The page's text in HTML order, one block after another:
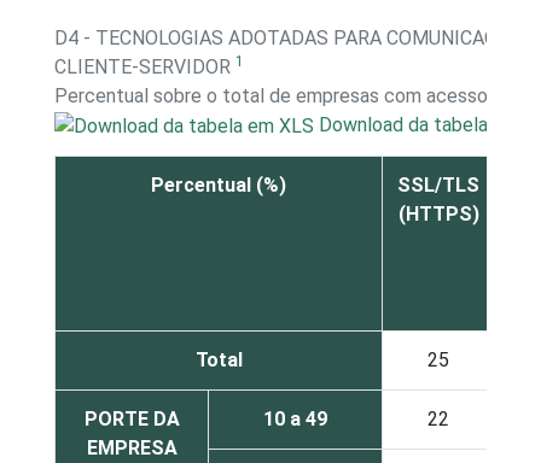
D4 - TECNOLOGIAS ADOTADAS PARA COMUNICAÇÃO
CLIENTE-SERVIDOR 1
Percentual sobre o total de empresas com acesso à
Download da tabela em
Percentual (%)
SSL/TLS
(HTTPS)
Total 25
PORTE DA
EMPRESA
10 a 49 22